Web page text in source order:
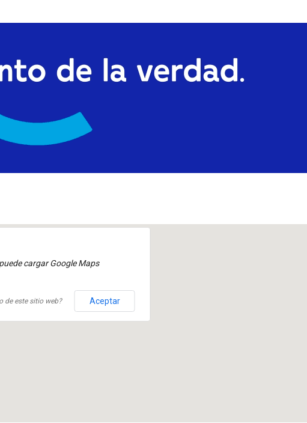
cargar Google Maps
de este sitio web? Aceptar